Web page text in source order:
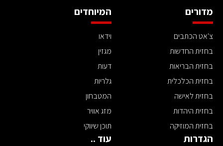
מדורים
צ'אט הכתבים
בחזית החדשות
בחזית הבריאות
בחזית הכלכלית
בחזית לאישה
בחזית היהדות
בחזית המוזיקה
המיוחדים
וידאו
מגזין
דעות
גלריות
המטבחון
מזג אוויר
תוכן שיווקי
הגדרות עוד ..